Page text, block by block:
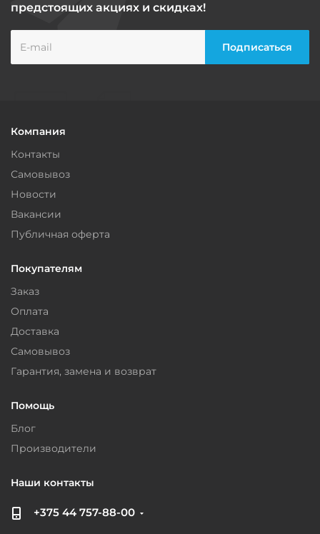
предстоящих акциях и скидках!
Компания
Контакты
Самовывоз
Новости
Вакансии
Публичная оферта
Покупателям
Заказ
Оплата
Доставка
Самовывоз
Гарантия, замена и возврат
Помощь
Блог
Производители
Наши контакты
+375 44 757-88-00